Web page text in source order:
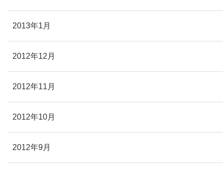
2013年1月
2012年12月
2012年11月
2012年10月
2012年9月